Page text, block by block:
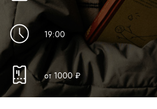
19 :00
от 10 00 ₽